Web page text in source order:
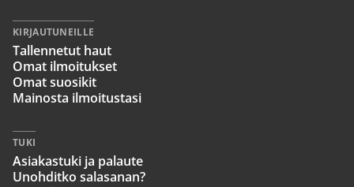
KIRJAUTUNEILLE
Tallennetut haut
Omat ilmoitukset
Omat suosikit
Mainosta ilmoitustasi
TUKI
Asiakastuki ja palaute
Unohditko salasanan?